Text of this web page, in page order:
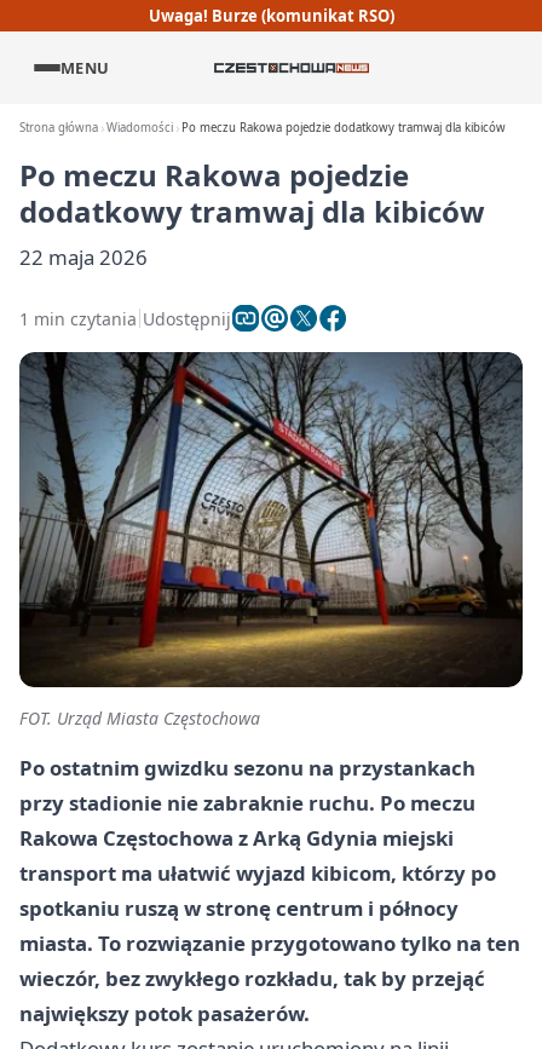
Uwaga! Burze (komunikat RSO)
MENU
Strona główna Wiadomości Po meczu Rakowa pojedzie dodatkowy tramwaj dla kibiców
Po meczu Rakowa pojedzie
dodatkowy tramwaj dla kibiców
22 maja 2026
1 min czytania Udostępnij
FOT. Urząd Miasta Częstochowa
Po ostatnim gwizdku sezonu na przystankach
przy stadionie nie zabraknie ruchu. Po meczu
Rakowa Częstochowa z Arką Gdynia miejski
transport ma ułatwić wyjazd kibicom, którzy po
spotkaniu ruszą w stronę centrum i północy
miasta. To rozwiązanie przygotowano tylko na ten
wieczór, bez zwykłego rozkładu, tak by przejąć
największy potok pasażerów.